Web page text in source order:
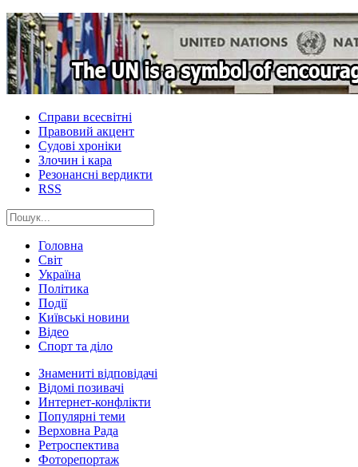
Справи всесвітні
Правовий акцент
Судові хроніки
Злочин і кара
Резонансні вердикти
RSS
Головна
Світ
Україна
Політика
Події
Київські новини
Відео
Спорт та діло
Знамениті відповідачі
Відомі позивачі
Интернет-конфлікти
Популярні теми
Верховна Рада
Ретроспектива
Фоторепортаж